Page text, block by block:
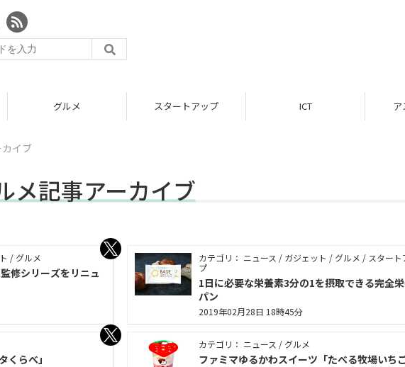
グルメ スタートアップ ICT ア
イブ
メ記事アーカイブ
/ グルメ
修シリーズをリニュ
カテゴリ： ニュース / ガジェット / グルメ / スタート
プ
1日に必要な栄養素3分の1を摂取できる完全
パン
2019年02月28日 18時45分
くらべ」
カテゴリ： ニュース / グルメ
ファミマゆるかわスイーツ「たべる牧場いち